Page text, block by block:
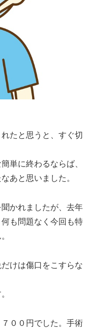
たと思うと、すぐ切
単に終わるならば、
あと思いました。
かれましたが、去年
も問題なく今回も特
けは傷口をこすらな
００円でした。手術